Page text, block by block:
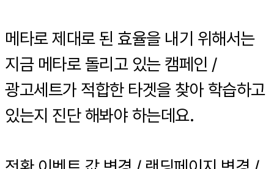
메타로 제대로 된 효율을 내기 위해서는
지금 메타로 돌리고 있는 캠페인 /
광고세트가 적합한 타겟을 찾아 학습하고
있는지 진단 해봐야 하는데요.